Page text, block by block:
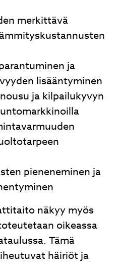
merkittävä
ja
lisääntyminen
ja kilpailukyvyn
pieneneminen ja
näkyy myös
oikeassa
Tämä
häiriöt ja